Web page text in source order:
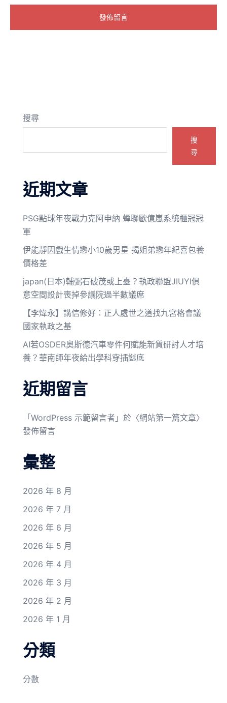
搜尋
搜
尋
近期文章
PSG點球年夜戰力克阿申納 蟬聯歐億嵐系統櫃冠冠
軍
伊能靜因戲生情戀小10歲男星 揭姐弟戀年紀喜包養
價格差
japan(日本)輔弼石破茂或上臺？執政聯盟JIUYI俱
意空間設計喪掉參議院過半數議席
【李煒永】講信修好：正人處世之道找九宮格會議
國家執政之基
AI若OSDER奧斯德汽車零件何賦能新質研討人才培
養？華南師年夜給出學科穿插謎底
近期留言
「 WordPress 示範留言者 」於〈網站第一篇文章〉
發佈留言
彙整
2026 年 8 月
2026 年 7 月
2026 年 6 月
2026 年 5 月
2026 年 4 月
2026 年 3 月
2026 年 2 月
2026 年 1 月
分類
分數